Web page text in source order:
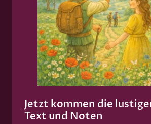
Jetzt kommen die lustigen
Text und Noten